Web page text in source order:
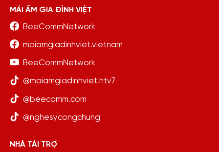
MÁI ẤM GIA ĐÌNH VIỆT
BeeCommNetwork
maiamgiadinhviet.vietnam
BeeCommNetwork
@maiamgiadinhviet.htv7
@beecomm.com
@nghesycongchung
NHÀ TÀI TRỢ